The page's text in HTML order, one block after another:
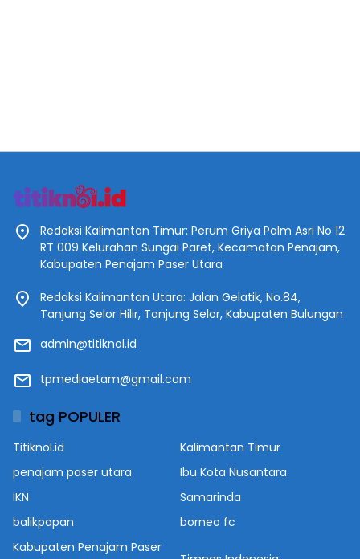
Redaksi Kalimantan Timur: Perum Griya Palm Asri No 12
RT 009 Kelurahan Sungai Paret, Kecamatan Penajam,
Kabupaten Penajam Paser Utara
Redaksi Kalimantan Utara: Jalan Gelatik, No.84,
Tanjung Selor Hilir, Tanjung Selor, Kabupaten Bulungan
admin@titiknol.id
tpmediaetam@gmail.com
tag POPULER
Titiknol.id
Kalimantan Timur
penajam paser utara
Ibu Kota Nusantara
IKN
Samarinda
balikpapan
borneo fc
Kabupaten Penajam Paser